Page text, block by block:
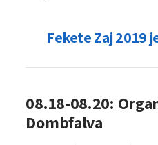
Fekete Zaj 2019
08.18-08.20:
Dombfalva